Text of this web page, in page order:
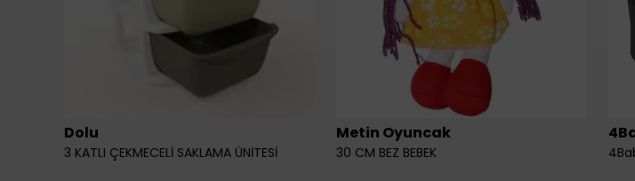
Dolu
3 KATLI ÇEKMECELİ SAKLAMA ÜNİTESİ
Metin Oyuncak
30 CM BEZ BEBEK